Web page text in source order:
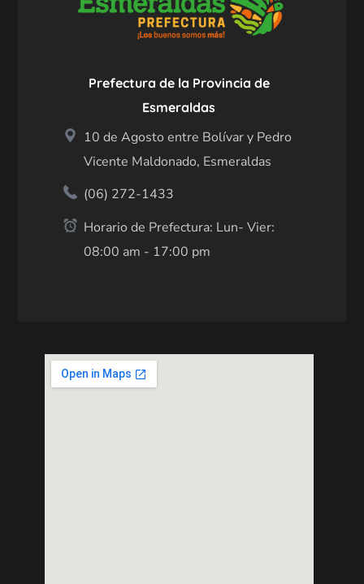
Prefectura de la Provincia de
Esmeraldas
10 de Agosto entre Bolívar y Pedro
Vicente Maldonado, Esmeraldas
(06) 272-1433
Horario de Prefectura: Lun- Vier:
08:00 am - 17:00 pm